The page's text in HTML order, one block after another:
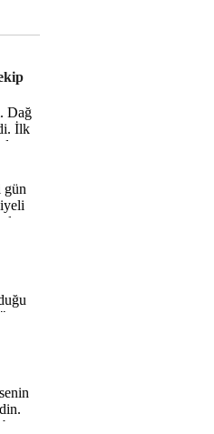
Dağ
İlk
gün